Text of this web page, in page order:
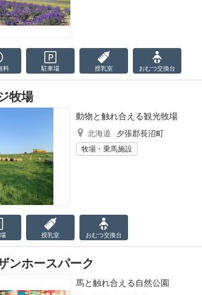
料 駐車場 授乳室 おむつ交換台
牧場
動物と触れ合える観光牧場
北海道 夕張郡長沼町
牧場・乗馬施設
授乳室 おむつ交換台
ンホースパーク
馬と触れ合える自然公園